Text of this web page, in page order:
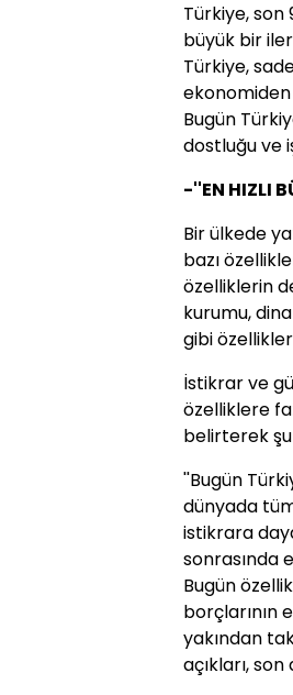
Türkiye, son
büyük bir
Türkiye,
Bugün
dostluğu ve
-''EN HIZLI
Bir ülkede
bazı
özelliklerin
kurumu,
gibi
İstikrar ve
özelliklere
belirterek
''Bugün
dünyada
istikrara
sonrasında
Bugün
borçlarının
yakından
açıkları,